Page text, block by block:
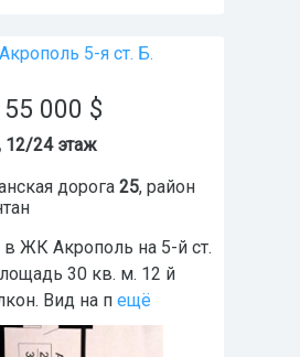
5-я ст. Б.
55 000 $
12/24 этаж
дорога 25, район
в ЖК Акрополь на 5-й ст.
30 кв. м. 12 й
Вид на п ещё